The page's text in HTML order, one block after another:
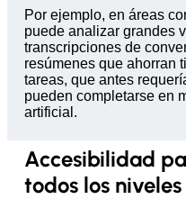
Por ejemplo, en áreas
puede analizar grandes
transcripciones de
resúmenes que ahorran
tareas, que antes
pueden completarse en
artificial.
Accesibilidad
todos los niveles